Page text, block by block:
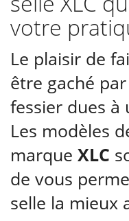
votre
Le plaisir de
être gaché
fessier dues à
Les modèles
marque XLC
de vous
selle la mieux